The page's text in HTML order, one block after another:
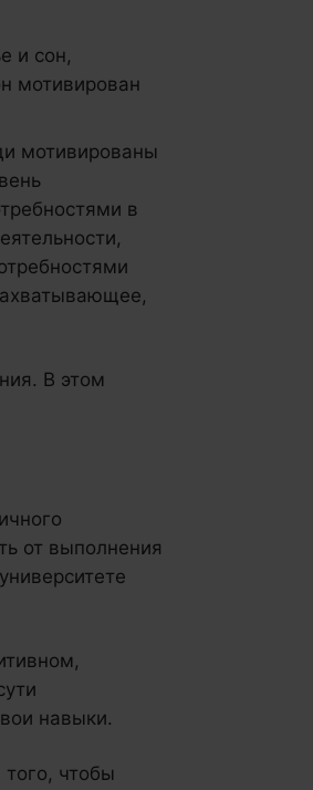
и сон,
мотивирован
мотивированы
в
В этом
от выполнения
навыки.
чтобы